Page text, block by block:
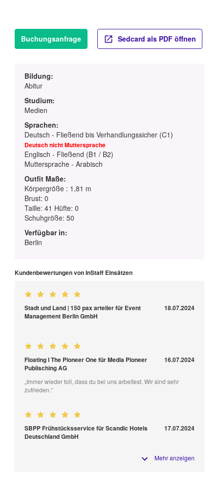
Buchungsanfrage Sedcard als PDF öffnen
Bildung:
Abitur
Studium:
Medien
Sprachen:
Deutsch - Fließend bis Verhandlungssicher (C1)
Deutsch nicht Muttersprache
Englisch - Fließend (B1 / B2)
Muttersprache - Arabisch
Outfit Maße:
Körpergröße : 1,81 m
Brust: 0
Taille: 41 Hüfte: 0
Schuhgröße: 50
Verfügbar in:
Berlin
Kundenbewertungen von InStaff Einsätzen
Stadt und Land | 150 pax artelier für Event
Management Berlin GmbH
18.07.2024
Floating I The Pioneer One für Media Pioneer
Publisching AG
16.07.2024
„Immer wieder toll, dass du bei uns arbeitest. Wir sind sehr
zufrieden.“
SBPP Frühstücksservice für Scandic Hotels
Deutschland GmbH
17.07.2024
Mehr anzeigen